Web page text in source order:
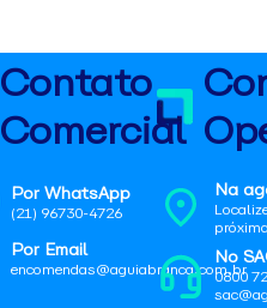
Contato
Comercial
Por WhatsApp
(21) 96730-4726
Por Email
encomendas@aguiabranca.com.br
Na
próxima
No
0800